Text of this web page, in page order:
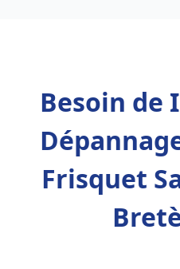
Besoin de
Frisquet